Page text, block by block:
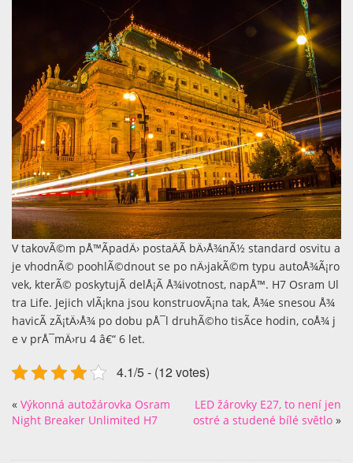
V takovÃ©m pÅ™Ã­padÄ› postaÄÃ­ bÄ›Å¾nÃ½ standard osvitu a
je vhodnÃ© poohlÃ©dnout se po nÄ›jakÃ©m typu autoÅ¾Ã¡ro
vek, kterÃ© poskytujÃ­ delÅ¡Ã­ Å¾ivotnost, napÅ™. H7 Osram Ul
tra Life. Jejich vlÃ¡kna jsou konstruovÃ¡na tak, Å¾e snesou Å¾
havicÃ­ zÃ¡tÄ›Å¾ po dobu pÅ¯l druhÃ©ho tisÃ­ce hodin, coÅ¾ j
e v prÅ¯mÄ›ru 4 â€“ 6 let.
4.1/5 - (12 votes)
« Výkonná autožárovka Osram
Night Breaker Unlimited H7
LED žárovky E27, to není jen
ostré a studené bílé světlo »